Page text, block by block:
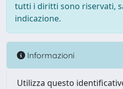
tutti i diritti sono riservati,
indicazione.
Informazioni
Utilizza questo